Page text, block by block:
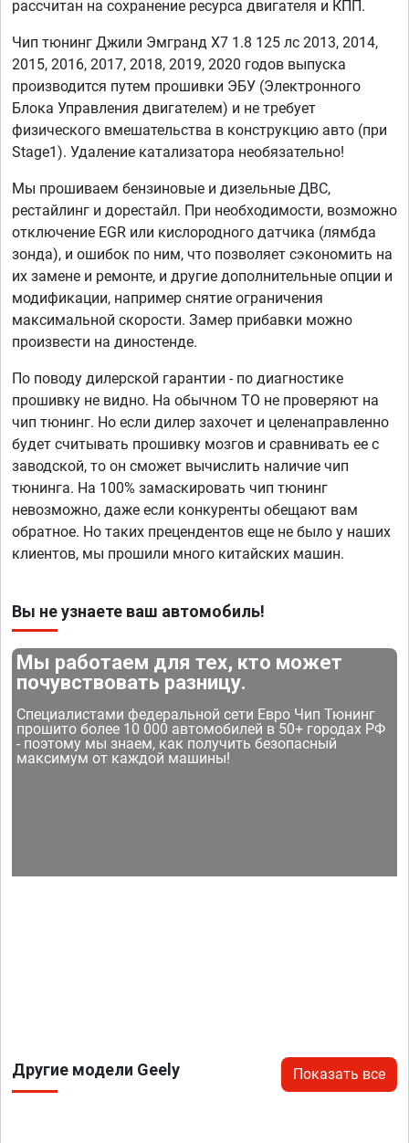
рассчитан на сохранение ресурса двигателя и КПП.
Чип тюнинг Джили Эмгранд Х7 1.8 125 лс 2013, 2014,
2015, 2016, 2017, 2018, 2019, 2020 годов выпуска
производится путем прошивки ЭБУ (Электронного
Блока Управления двигателем) и не требует
физического вмешательства в конструкцию авто (при
Stage1). Удаление катализатора необязательно!
Мы прошиваем бензиновые и дизельные ДВС,
рестайлинг и дорестайл. При необходимости, возможно
отключение EGR или кислородного датчика (лямбда
зонда), и ошибок по ним, что позволяет сэкономить на
их замене и ремонте, и другие дополнительные опции и
модификации, например снятие ограничения
максимальной скорости. Замер прибавки можно
произвести на диностенде.
По поводу дилерской гарантии - по диагностике
прошивку не видно. На обычном ТО не проверяют на
чип тюнинг. Но если дилер захочет и целенаправленно
будет считывать прошивку мозгов и сравнивать ее с
заводской, то он сможет вычислить наличие чип
тюнинга. На 100% замаскировать чип тюнинг
невозможно, даже если конкуренты обещают вам
обратное. Но таких прецендентов еще не было у наших
клиентов, мы прошили много китайских машин.
Вы не узнаете ваш автомобиль!
Мы работаем для тех, кто может
почувствовать разницу.
Специалистами федеральной сети Евро Чип Тюнинг
прошито более 10 000 автомобилей в 50+ городах РФ
- поэтому мы знаем, как получить безопасный
максимум от каждой машины!
Другие модели Geely Показать все